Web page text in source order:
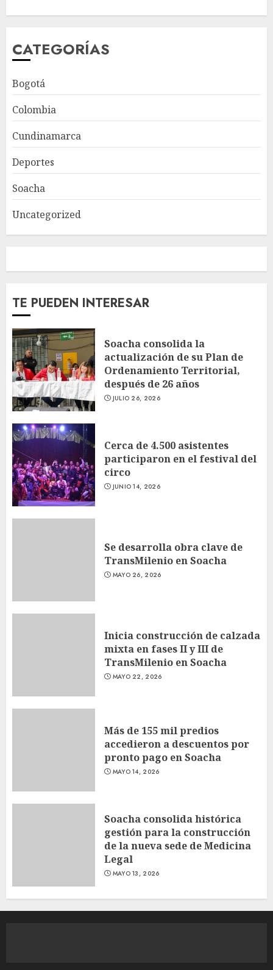
CATEGORÍAS
Bogotá
Colombia
Cundinamarca
Deportes
Soacha
Uncategorized
TE PUEDEN INTERESAR
Soacha consolida la
actualización de su Plan de
Ordenamiento Territorial,
después de 26 años
JULIO 26, 2026
Cerca de 4.500 asistentes
participaron en el festival del
circo
JUNIO 14, 2026
Se desarrolla obra clave de
TransMilenio en Soacha
MAYO 26, 2026
Inicia construcción de calzada
mixta en fases II y III de
TransMilenio en Soacha
MAYO 22, 2026
Más de 155 mil predios
accedieron a descuentos por
pronto pago en Soacha
MAYO 14, 2026
Soacha consolida histórica
gestión para la construcción
de la nueva sede de Medicina
Legal
MAYO 13, 2026